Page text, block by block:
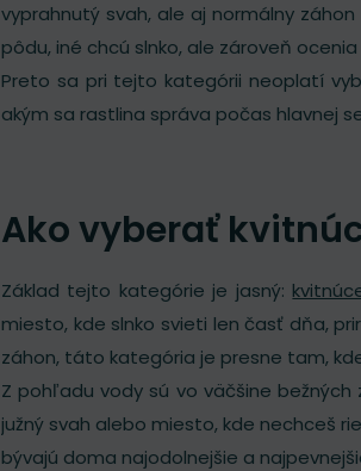
vyprahnutý svah, ale aj normálny
pôdu, iné chcú slnko, ale zároveň
Preto sa pri tejto kategórii neoplatí
akým sa rastlina správa počas hlavnej
Ako vyberať
Základ tejto kategórie je jasný:
miesto, kde slnko svieti len časť dňa,
záhon, táto kategória je presne tam,
Z pohľadu vody sú vo väčšine
južný svah alebo miesto, kde nechceš
bývajú doma najodolnejšie a